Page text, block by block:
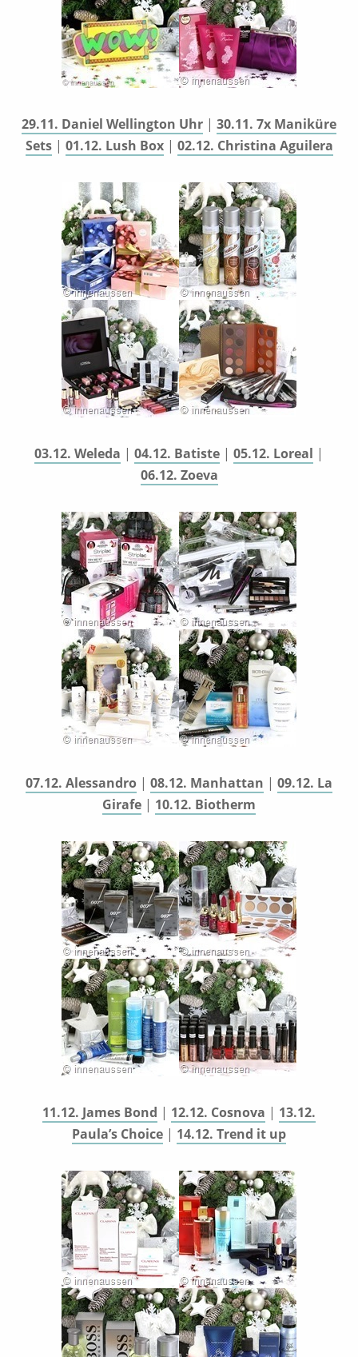
29.11. Daniel Wellington Uhr | 30.11. 7x Maniküre
Sets| 01.12. Lush Box| 02.12. Christina Aguilera
03.12. Weleda | 04.12. Batiste | 05.12. Loreal |
06.12. Zoeva
07.12. Alessandro | 08.12. Manhattan | 09.12. La
Girafe | 10.12. Biotherm
11.12. James Bond | 12.12. Cosnova | 13.12.
Paula’s Choice | 14.12. Trend it up